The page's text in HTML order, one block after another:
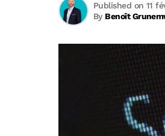
By Benoît
Published on 11